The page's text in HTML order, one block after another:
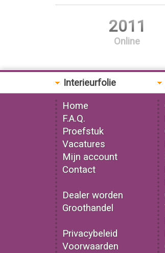
2011
Online
Interieurfolie
Home
F.A.Q.
Proefstuk
Vacatures
Mijn account
Contact
Dealer worden
Groothandel
Privacybeleid
Voorwaarden